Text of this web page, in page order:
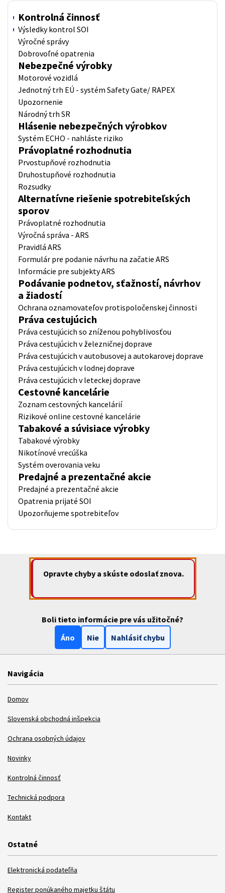
Kontrolná činnosť
Výsledky kontrol SOI
Výročné správy
Dobrovoľné opatrenia
Nebezpečné výrobky
Motorové vozidlá
Jednotný trh EÚ - systém Safety Gate/ RAPEX
Upozornenie
Národný trh SR
Hlásenie nebezpečných výrobkov
Systém ECHO - nahláste riziko
Právoplatné rozhodnutia
Prvostupňové rozhodnutia
Druhostupňové rozhodnutia
Rozsudky
Alternatívne riešenie spotrebiteľských
sporov
Právoplatné rozhodnutia
Výročná správa - ARS
Pravidlá ARS
Formulár pre podanie návrhu na začatie ARS
Informácie pre subjekty ARS
Podávanie podnetov, sťažností, návrhov
a žiadostí
Ochrana oznamovateľov protispoločenskej činnosti
Práva cestujúcich
Práva cestujúcich so zníženou pohyblivosťou
Práva cestujúcich v železničnej doprave
Práva cestujúcich v autobusovej a autokarovej doprave
Práva cestujúcich v lodnej doprave
Práva cestujúcich v leteckej doprave
Cestovné kancelárie
Zoznam cestovných kancelárií
Rizikové online cestovné kancelárie
Tabakové a súvisiace výrobky
Tabakové výrobky
Nikotínové vrecúška
Systém overovania veku
Predajné a prezentačné akcie
Predajné a prezentačné akcie
Opatrenia prijaté SOI
Upozorňujeme spotrebiteľov
Opravte chyby a skúste odoslať znova.
Boli tieto informácie pre vás užitočné?
Áno
Nie Nahlásiť chybu
Navigácia
Domov
Slovenská obchodná inšpekcia
Ochrana osobných údajov
Novinky
Kontrolná činnosť
Technická podpora
Kontakt
Ostatné
Elektronická podateľňa
Register ponúkaného majetku štátu